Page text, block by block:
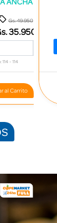
ANCHA X KG*
Gs. 49.950
35.950
114 - 114
al Carrito